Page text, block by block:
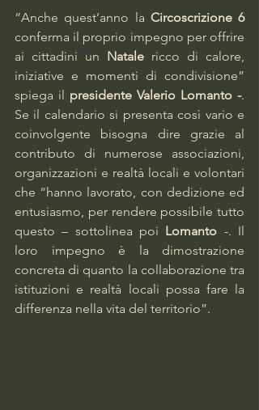
“Anche quest’anno la Circoscrizione 6
conferma il proprio impegno per offrire
ai cittadini un Natale ricco di calore,
iniziative e momenti di condivisione”
spiega il presidente Valerio Lomanto -.
Se il calendario si presenta così vario e
coinvolgente bisogna dire grazie al
contributo di numerose associazioni,
organizzazioni e realtà locali e volontari
che “hanno lavorato, con dedizione ed
entusiasmo, per rendere possibile tutto
questo – sottolinea poi Lomanto -. Il
loro impegno è la dimostrazione
concreta di quanto la collaborazione tra
istituzioni e realtà locali possa fare la
differenza nella vita del territorio”.